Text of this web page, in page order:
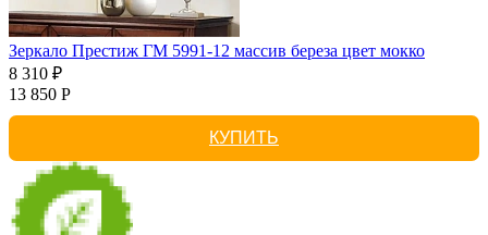
Зеркало Престиж ГМ 5991-12 массив береза цвет мокко
8 310 ₽
13 850 Р
КУПИТЬ